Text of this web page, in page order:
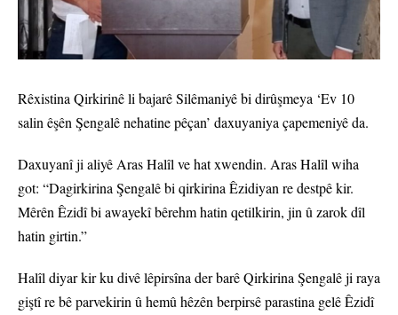
Rêxistina Qirkirinê li bajarê Silêmaniyê bi dirûşmeya ‘Ev 10
salin êşên Şengalê nehatine pêçan’ daxuyaniya çapemeniyê da.
Daxuyanî ji aliyê Aras Halîl ve hat xwendin. Aras Halîl wiha
got: “Dagirkirina Şengalê bi qirkirina Êzidiyan re destpê kir.
Mêrên Êzidî bi awayekî bêrehm hatin qetilkirin, jin û zarok dîl
hatin girtin.”
Halîl diyar kir ku divê lêpirsîna der barê Qirkirina Şengalê ji raya
giştî re bê parvekirin û hemû hêzên berpirsê parastina gelê Êzidî